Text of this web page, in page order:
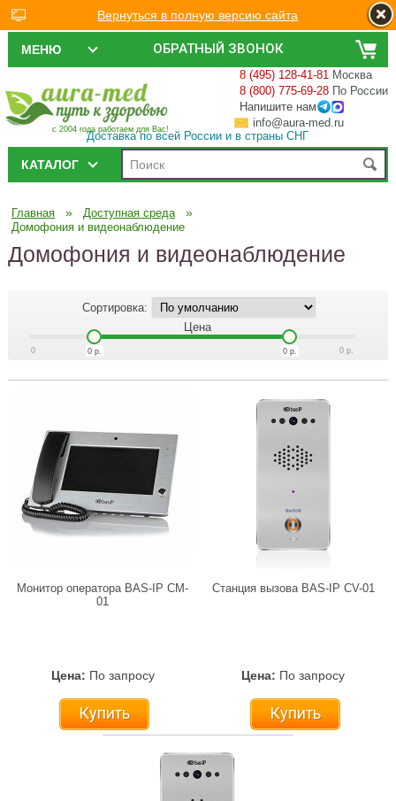
ОБРАТНЫЙ ЗВОНОК
МЕНЮ
с 2004 года работаем для Вас!
8 (495) 128-41-81 Москва
8 (800) 775-69-28 По России
Напишите нам
info@aura-med.ru
Доставка по всей России и в страны СНГ
КАТАЛОГ
Главная » Доступная среда »
Домофония и видеонаблюдение
Домофония и видеонаблюдение
Сортировка:
Цена
0 0 р.
0р. 0 р.
Монитор оператора BAS-IP CM-
01
Цена: По запросу
Купить
Станция вызова BAS-IP CV-01
Цена: По запросу
Купить
Вернуться в полную версию сайта